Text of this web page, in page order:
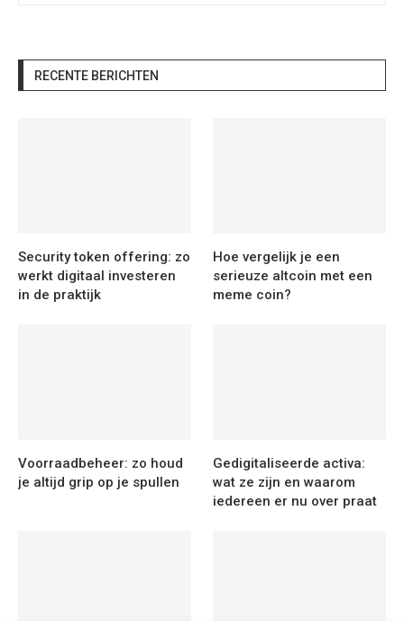
RECENTE BERICHTEN
Security token offering: zo
werkt digitaal investeren
in de praktijk
Hoe vergelijk je een
serieuze altcoin met een
meme coin?
Voorraadbeheer: zo houd
je altijd grip op je spullen
Gedigitaliseerde activa:
wat ze zijn en waarom
iedereen er nu over praat